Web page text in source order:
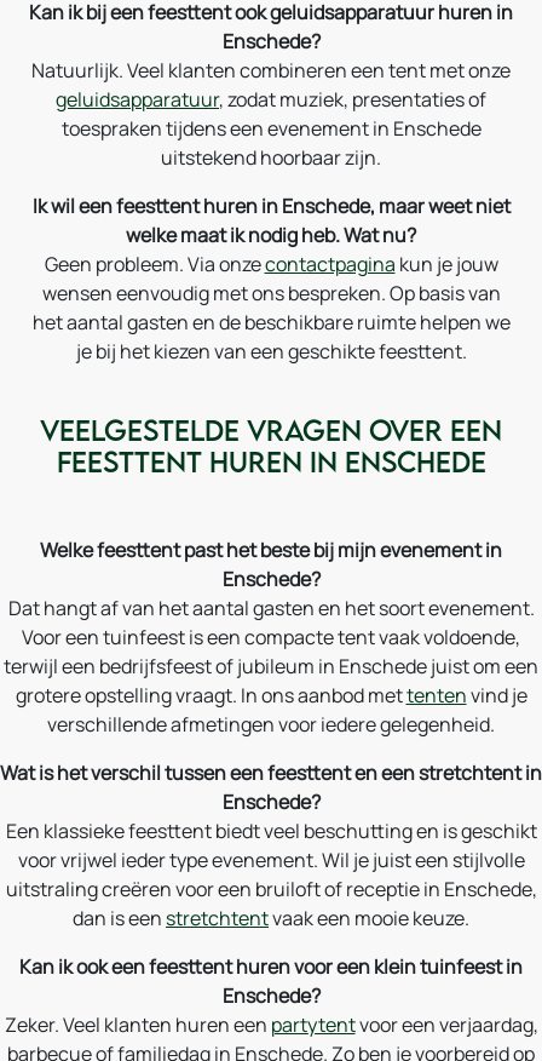
Kan ik bij een feesttent ook geluidsapparatuur huren in
Enschede?
Natuurlijk. Veel klanten combineren een tent met onze
geluidsapparatuur, zodat muziek, presentaties of
toespraken tijdens een evenement in Enschede
uitstekend hoorbaar zijn.
Ik wil een feesttent huren in Enschede, maar weet niet
welke maat ik nodig heb. Wat nu?
Geen probleem. Via onzecontactpagina kun je jouw
wensen eenvoudig met ons bespreken. Op basis van
het aantal gasten en de beschikbare ruimte helpen we
je bij het kiezen van een geschikte feesttent.
Veelgestelde vragen over een
feesttent huren in Enschede
Welke feesttent past het beste bij mijn evenement in
Enschede?
Dat hangt af van het aantal gasten en het soort evenement.
Voor een tuinfeest is een compacte tent vaak voldoende,
terwijl een bedrijfsfeest of jubileum in Enschede juist om een
grotere opstelling vraagt. In ons aanbod mettentenvind je
verschillende afmetingen voor iedere gelegenheid.
Wat is het verschil tussen een feesttent en een stretchtent in
Enschede?
Een klassieke feesttent biedt veel beschutting en is geschikt
voor vrijwel ieder type evenement. Wil je juist een stijlvolle
uitstraling creëren voor een bruiloft of receptie in Enschede,
dan is een stretchtentvaak een mooie keuze.
Kan ik ook een feesttent huren voor een klein tuinfeest in
Enschede?
Zeker. Veel klanten huren een partytentvoor een verjaardag,
barbecue of familiedag in Enschede. Zo ben je voorbereid op